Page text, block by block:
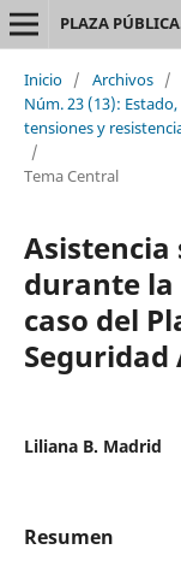
PLAZA
Inicio / Archivos /
Núm. 23 (13):
tensiones y
/
Tema Central
durante la
caso del
Seguridad
Liliana B. Madrid
Resumen